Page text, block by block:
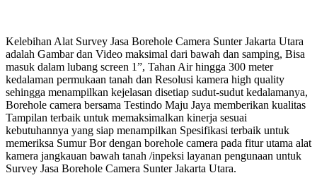
Kelebihan Alat Survey Jasa Borehole Camera Sunter Jakarta Utara
adalah Gambar dan Video maksimal dari bawah dan samping, Bisa
masuk dalam lubang screen 1”, Tahan Air hingga 300 meter
kedalaman permukaan tanah dan Resolusi kamera high quality
sehingga menampilkan kejelasan disetiap sudut-sudut kedalamanya,
Borehole camera bersama Testindo Maju Jaya memberikan kualitas
Tampilan terbaik untuk memaksimalkan kinerja sesuai
kebutuhannya yang siap menampilkan Spesifikasi terbaik untuk
memeriksa Sumur Bor dengan borehole camera pada fitur utama alat
kamera jangkauan bawah tanah /inpeksi layanan pengunaan untuk
Survey Jasa Borehole Camera Sunter Jakarta Utara.